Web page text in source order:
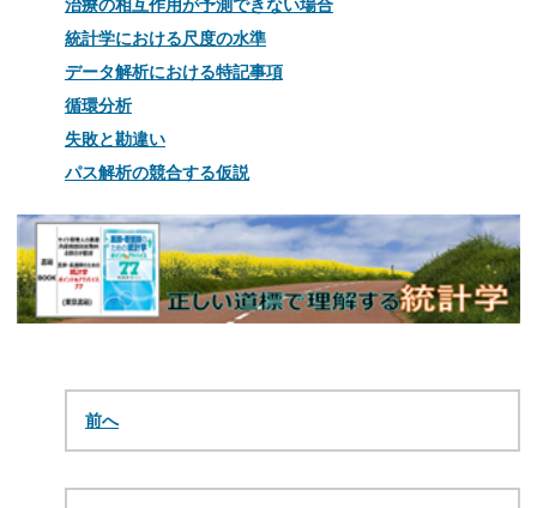
治療の相互作用が予測できない場合
統計学における尺度の水準
データ解析における特記事項
循環分析
失敗と勘違い
パス解析の競合する仮説
前へ